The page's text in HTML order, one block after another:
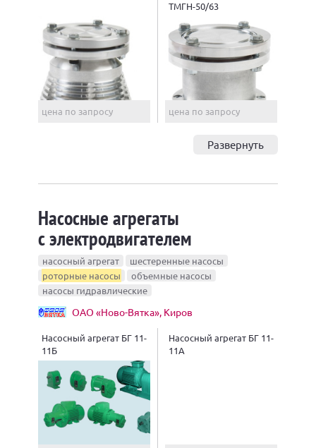
цена по запросу
ТМГН-50/63
цена по запросу
Развернуть
Насосные агрегаты
с электродвигателем
насосный агрегат
шестеренные насосы
роторные насосы
объемные насосы
насосы гидравлические
ОАО «Ново-Вятка», Киров
Насосный агрегат БГ 11-
11Б
Насосный агрегат БГ 11-
11А